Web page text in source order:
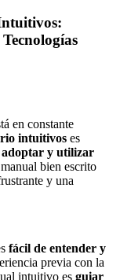
en constante
intuitivos es
adoptar y utilizar
bien escrito
y una
fácil de entender y
previa con la
intuitivo es guiar